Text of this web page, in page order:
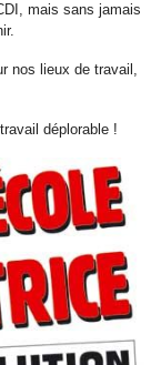
mais sans jamais
nos lieux de travail,
déplorable !